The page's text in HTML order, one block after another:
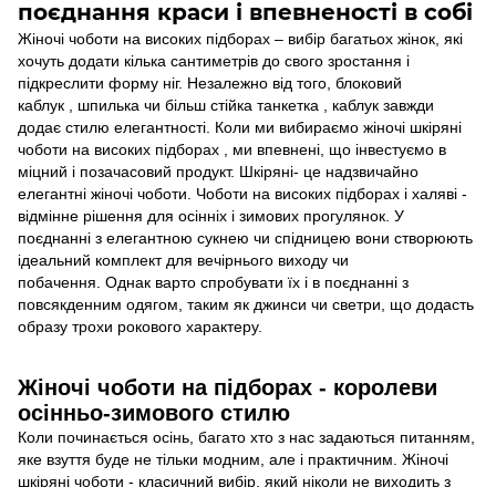
поєднання краси і впевненості в собі
Жіночі чоботи на високих підборах – вибір багатьох жінок, які
хочуть додати кілька сантиметрів до свого зростання і
підкреслити форму ніг. Незалежно від того, блоковий
каблук , шпилька чи більш стійка танкетка , каблук завжди
додає стилю елегантності. Коли ми вибираємо жіночі шкіряні
чоботи на високих підборах , ми впевнені, що інвестуємо в
міцний і позачасовий продукт. Шкіряні- це надзвичайно
елегантні жіночі чоботи. Чоботи на високих підборах і халяві -
відмінне рішення для осінніх і зимових прогулянок. У
поєднанні з елегантною сукнею чи спідницею вони створюють
ідеальний комплект для вечірнього виходу чи
побачення. Однак варто спробувати їх і в поєднанні з
повсякденним одягом, таким як джинси чи светри, що додасть
образу трохи рокового характеру.
Жіночі чоботи на підборах - королеви
осінньо-зимового стилю
Коли починається осінь, багато хто з нас задаються питанням,
яке взуття буде не тільки модним, але і практичним. Жіночі
шкіряні чоботи - класичний вибір, який ніколи не виходить з